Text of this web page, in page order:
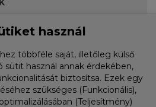
használ
többféle saját, illetőleg külső
sütit használ annak érdekében,
biztosítsa. Ezek egy
szükséges (Funkcionális),
(Teljesítmény)